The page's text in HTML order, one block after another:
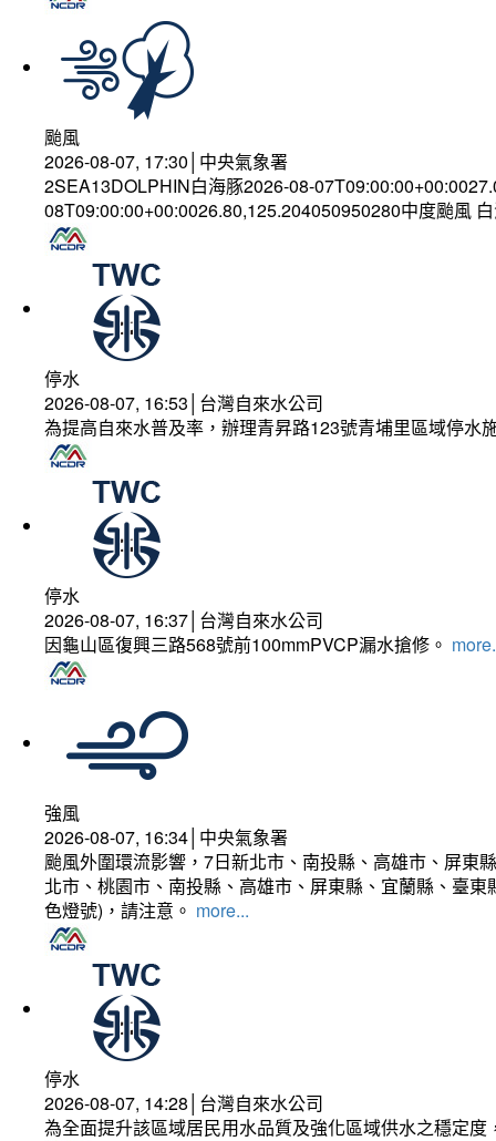
颱風
2026-08-07, 17:30│中央氣象署
2SEA13DOLPHIN白海豚2026-08-
08T09:00:00+00:0026.80,125.204050950280中度颱風
停水
2026-08-07, 16:53│台灣自來水公司
為提高自來水普及率，辦理青昇路123號青埔里區域停水
停水
2026-08-07, 16:37│台灣自來水公司
因龜山區復興三路568號前100mmPVCP漏水搶修。
強風
2026-08-07, 16:34│中央氣象署
颱風外圍環流影響，7日新北市、南投縣、高雄市、屏東
北市、桃園市、南投縣、高雄市、屏東縣、宜蘭縣、臺
色燈號)，請注意。 more...
停水
2026-08-07, 14:28│台灣自來水公司
為全面提升該區域居民用水品質及強化區域供水之穩定